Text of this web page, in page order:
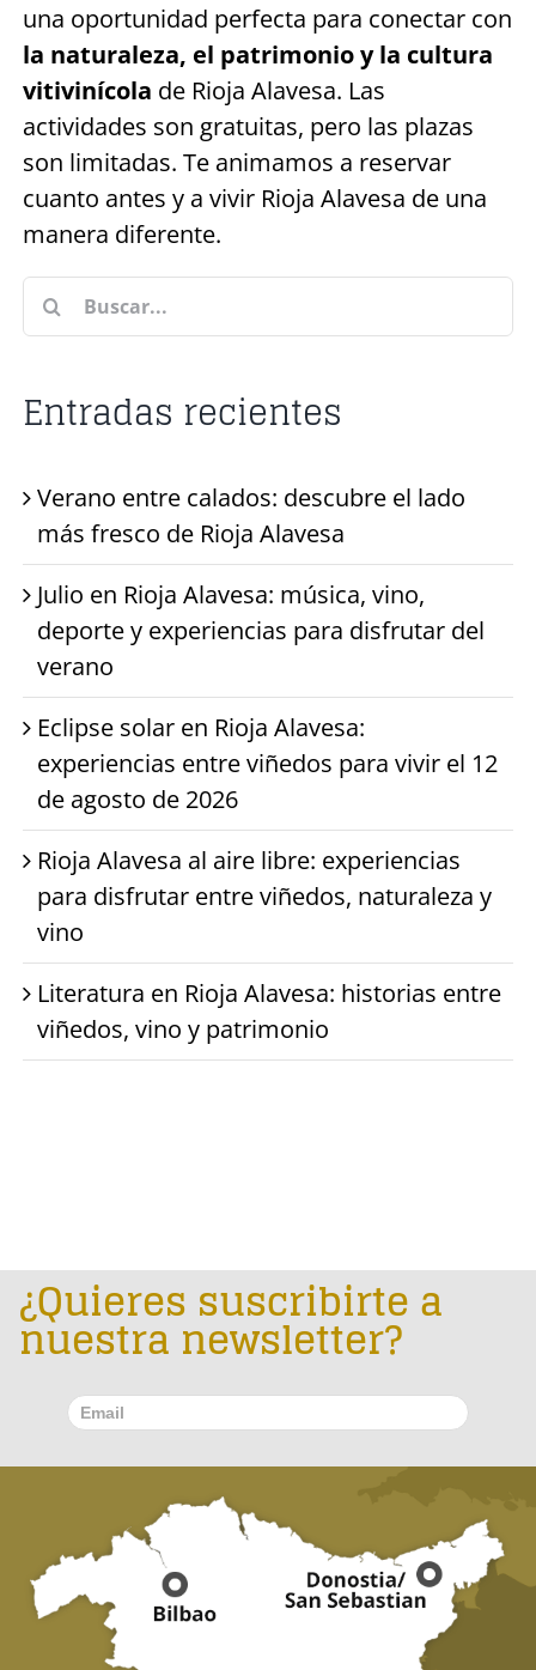
una oportunidad perfecta para conectar con
la naturaleza, el patrimonio y la cultura
vitivinícola de Rioja Alavesa. Las
actividades son gratuitas, pero las plazas
son limitadas. Te animamos a reservar
cuanto antes y a vivir Rioja Alavesa de una
manera diferente.
Buscar:
Entradas recientes
Verano entre calados: descubre el lado
más fresco de Rioja Alavesa
Julio en Rioja Alavesa: música, vino,
deporte y experiencias para disfrutar del
verano
Eclipse solar en Rioja Alavesa:
experiencias entre viñedos para vivir el 12
de agosto de 2026
Rioja Alavesa al aire libre: experiencias
para disfrutar entre viñedos, naturaleza y
vino
Literatura en Rioja Alavesa: historias entre
viñedos, vino y patrimonio
¿Quieres suscribirte a
nuestra newsletter?